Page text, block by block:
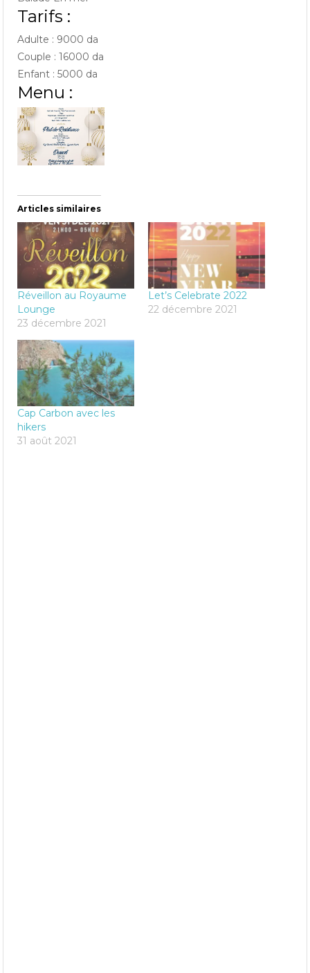
Tarifs :
Adulte : 9000 da
Couple : 16000 da
Enfant : 5000 da
Menu :
Articles similaires
Réveillon au Royaume
Lounge
23 décembre 2021
Let’s Celebrate 2022
22 décembre 2021
Cap Carbon avec les
hikers
31 août 2021